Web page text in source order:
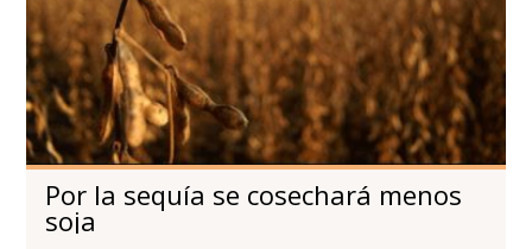
Por la sequía se cosechará menos
soja